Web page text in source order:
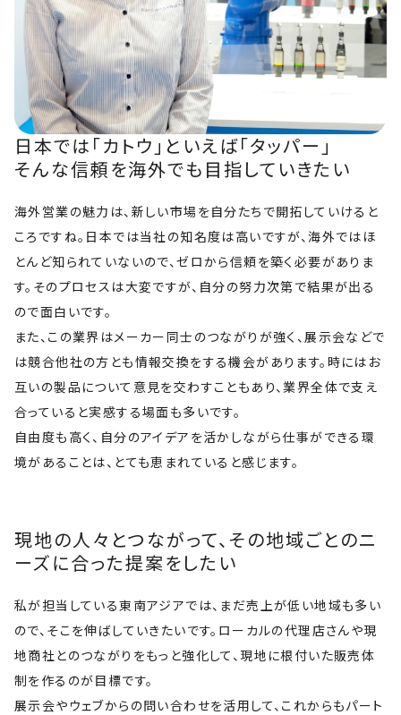
日本では「カトウ」といえば「タッパー」
そんな信頼を海外でも目指していきたい
海外営業の魅力は、新しい市場を自分たちで開拓していけると
ころですね。日本では当社の知名度は高いですが、海外ではほ
とんど知られていないので、ゼロから信頼を築く必要がありま
す。そのプロセスは大変ですが、自分の努力次第で結果が出る
ので面白いです。
また、この業界はメーカー同士のつながりが強く、展示会などで
は競合他社の方とも情報交換をする機会があります。時にはお
互いの製品について意見を交わすこともあり、業界全体で支え
合っていると実感する場面も多いです。
自由度も高く、自分のアイデアを活かしながら仕事ができる環
境があることは、とても恵まれていると感じます。
現地の人々とつながって、その地域ごとのニ
ーズに合った提案をしたい
私が担当している東南アジアでは、まだ売上が低い地域も多い
ので、そこを伸ばしていきたいです。ローカルの代理店さんや現
地商社とのつながりをもっと強化して、現地に根付いた販売体
制を作るのが目標です。
展示会やウェブからの問い合わせを活用して、これからもパート